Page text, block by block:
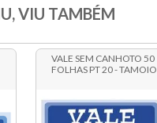
VIU TAMBÉM
VALE SEM CANHOTO 50
FOLHAS PT 20 - TAMOIO